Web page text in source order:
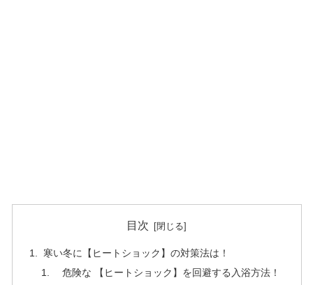
目次
寒い冬に【ヒートショック】の対策法は！
危険な 【ヒートショック】を回避する入浴方法！